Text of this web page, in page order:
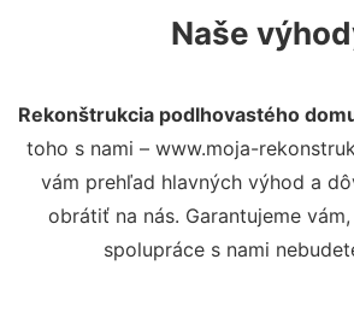
Naše
Rekonštrukcia podlhovastého
toho s nami – www.moja-
vám prehľad hlavných výhod a
obrátiť na nás. Garantujeme
spolupráce s nami